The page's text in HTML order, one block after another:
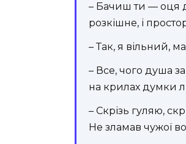
– Бачиш ти — оця
розкішне, і
– Так, я вільний,
– Все, чого душа
на крилах думки
– Скрізь гуляю,
Не зламав чужої